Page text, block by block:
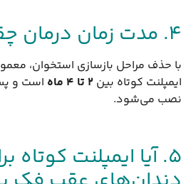
۴. مدت زمان درمان چقدر است؟
با حذف مراحل بازسازی استخوان،
ایمپلنت کوتاه بین ۲ تا ۴ ماه
است و
نصب می‌شود.
۵. آیا ایمپلنت کوتاه